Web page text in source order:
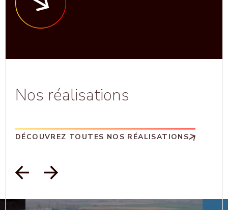
Nos réalisations
DÉCOUVREZ TOUTES NOS RÉALISATIONS